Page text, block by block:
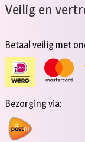
Veilig en
Betaal veilig met
Bezorging via: